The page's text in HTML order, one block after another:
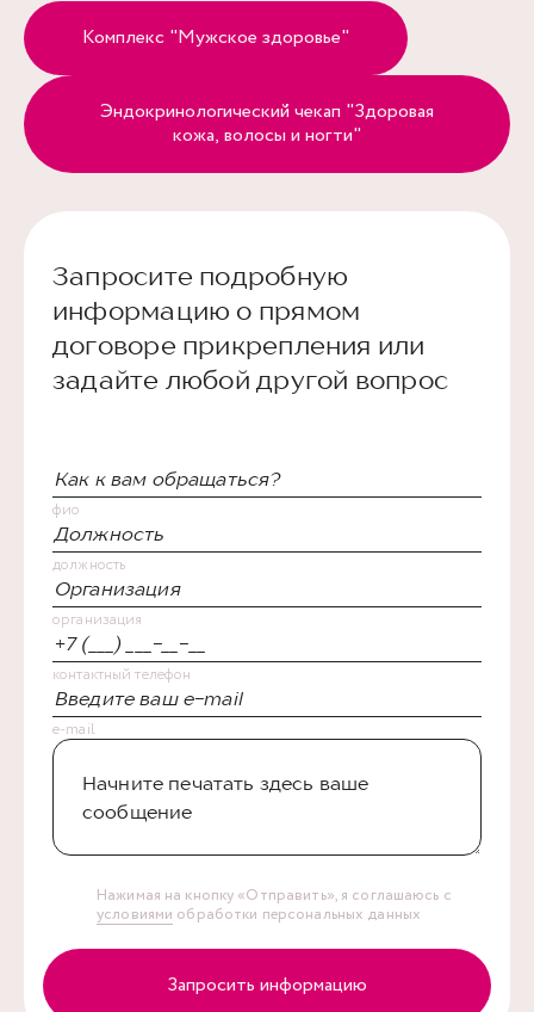
Комплекс "Мужское здоровье"
Эндокринологический чекап "Здоровая
кожа, волосы и ногти"
Запросите подробную
информацию о прямом
договоре прикрепления или
задайте любой другой вопрос
фио
должность
организация
контактный телефон
e-mail
Нажимая на кнопку «Отправить», я соглашаюсь с
условиями обработки персональных данных
Запросить информацию